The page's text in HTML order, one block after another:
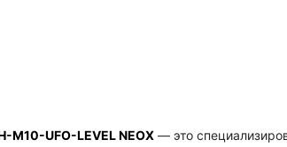
M10-UFO-LEVEL NEOX — это